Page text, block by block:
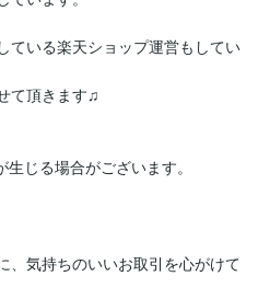
ている楽天ショップ運営もしてい
て頂きます♫
じる場合がございます。
、気持ちのいいお取引を心がけて